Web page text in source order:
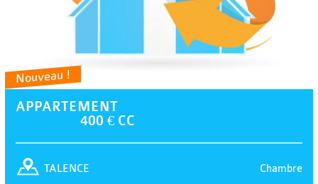
Nouveau !
APPARTEMENT
400 € CC
Chambre
TALENCE